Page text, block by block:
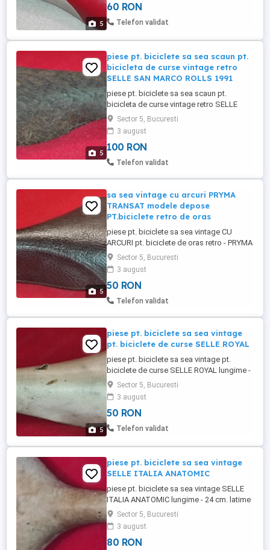
5
60 RON
Telefon validat
5
piese pt. biciclete sa sea scaun pt.
bicicleta de curse vintage retro
SELLE SAN MARCO ROLLS 1991
piese pt. biciclete sa sea scaun pt.
bicicleta de curse vintage retro SELLE
SAN MARCO ROLLS ( 1991 ) lungime - 27
cm latime - 15 cm greutate - 380 grame
pret 100 ron prezinta patina 35 ani
Sector 5, Bucuresti
3 august
100 RON
Telefon validat
5
sa sea vintage cu arcuri PRYMA
TRANSAT modele depose
PT.biciclete retro de oras
piese pt. biciclete sa sea vintage CU
ARCURI pt. biciclete de oras retro - PRYMA
TRANSAT MODELE DEPOSE lungime - 25
cm. latime - 20 cm greutate 800 grame
pret 50 ron a luat o cazatura si este un pic
polizata ( cca 7 cm ) lateral dreapta spate
NU DERANJEAZA
Sector 5, Bucuresti
3 august
50 RON
Telefon validat
5
piese pt. biciclete sa sea vintage
pt. biciclete de curse SELLE ROYAL
piese pt. biciclete sa sea vintage pt.
biciclete de curse SELLE ROYAL lungime -
27 cm. latime - 13 cm greutate 340 grame
pret 50 ron CITITI CU ATENTIE NECESITA
TAPITERIE
Sector 5, Bucuresti
3 august
50 RON
Telefon validat
piese pt. biciclete sa sea vintage
SELLE ITALIA ANATOMIC
piese pt. biciclete sa sea vintage SELLE
ITALIA ANATOMIC lungime - 24 cm. latime
- 18 cm greutate 370 grame pret 80 ron
Sector 5, Bucuresti
3 august
80 RON